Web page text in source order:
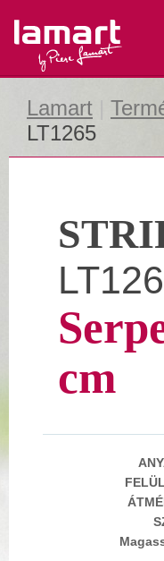
Lamart
Lamart
LT1265
cm